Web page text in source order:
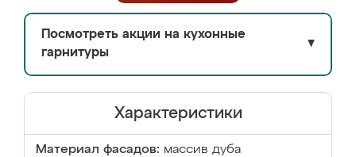
Посмотреть акции на кухонные
гарнитуры
▼
Характеристики
Материал фасадов: массив дуба